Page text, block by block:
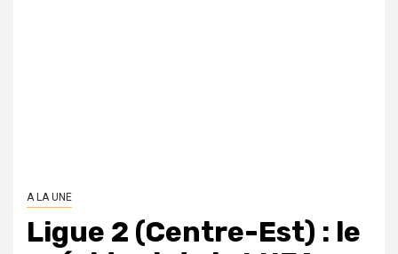
A LA UNE
Ligue 2 (Centre-Est) : le